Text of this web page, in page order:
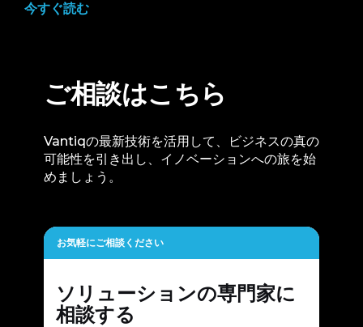
今すぐ読む
ご相談はこちら
Vantiqの最新技術を活用して、ビジネスの真の
可能性を引き出し、イノベーションへの旅を始
めましょう。
お気軽にご相談ください
ソリューションの専門家に
相談する